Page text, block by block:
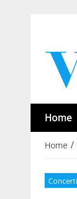
Home
Home /
Concerti